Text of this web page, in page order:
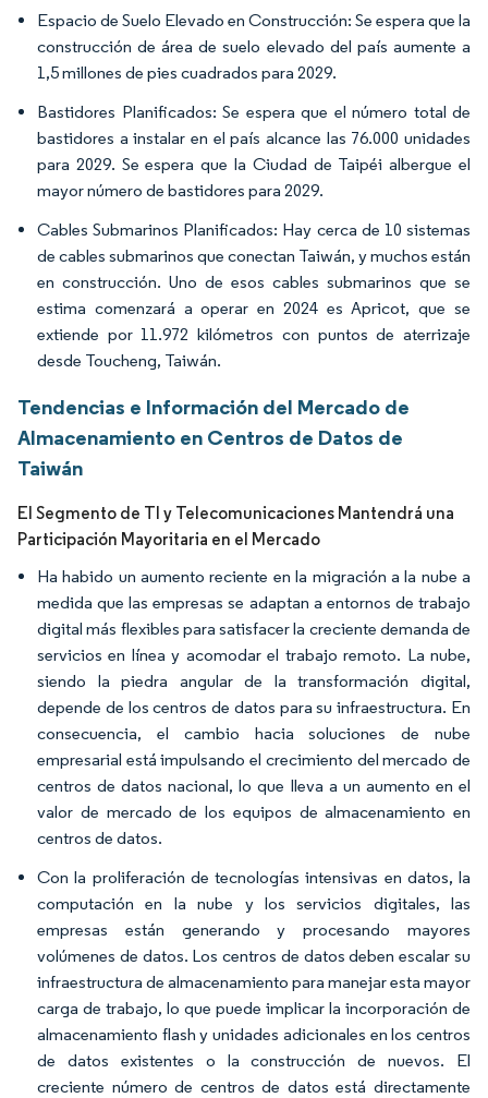
Espacio de Suelo Elevado en Construcción: Se espera que la
construcción de área de suelo elevado del país aumente a
1,5 millones de pies cuadrados para 2029.
Bastidores Planificados: Se espera que el número total de
bastidores a instalar en el país alcance las 76.000 unidades
para 2029. Se espera que la Ciudad de Taipéi albergue el
mayor número de bastidores para 2029.
Cables Submarinos Planificados: Hay cerca de 10 sistemas
de cables submarinos que conectan Taiwán, y muchos están
en construcción. Uno de esos cables submarinos que se
estima comenzará a operar en 2024 es Apricot, que se
extiende por 11.972 kilómetros con puntos de aterrizaje
desde Toucheng, Taiwán.
Tendencias e Información del Mercado de
Almacenamiento en Centros de Datos de
Taiwán
El Segmento de TI y Telecomunicaciones Mantendrá una
Participación Mayoritaria en el Mercado
Ha habido un aumento reciente en la migración a la nube a
medida que las empresas se adaptan a entornos de trabajo
digital más flexibles para satisfacer la creciente demanda de
servicios en línea y acomodar el trabajo remoto. La nube,
siendo la piedra angular de la transformación digital,
depende de los centros de datos para su infraestructura. En
consecuencia, el cambio hacia soluciones de nube
empresarial está impulsando el crecimiento del mercado de
centros de datos nacional, lo que lleva a un aumento en el
valor de mercado de los equipos de almacenamiento en
centros de datos.
Con la proliferación de tecnologías intensivas en datos, la
computación en la nube y los servicios digitales, las
empresas están generando y procesando mayores
volúmenes de datos. Los centros de datos deben escalar su
infraestructura de almacenamiento para manejar esta mayor
carga de trabajo, lo que puede implicar la incorporación de
almacenamiento flash y unidades adicionales en los centros
de datos existentes o la construcción de nuevos. El
creciente número de centros de datos está directamente